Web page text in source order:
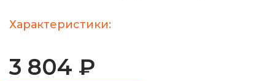
Характеристики:
3 804 ₽